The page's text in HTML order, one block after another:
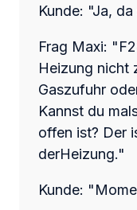
Kunde: "Ja,
Frag Maxi:
Heizung nicht
Gaszufuhr
Kannst du
offen ist? Der
derHeizung."
Kunde: